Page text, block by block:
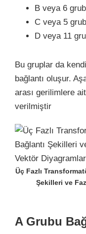
B veya 6
C veya 5
D veya 11
Bu gruplar da
bağlantı oluşur.
arası gerilimlere
verilmiştir
Üç Fazlı
Şekilleri ve
A Grubu